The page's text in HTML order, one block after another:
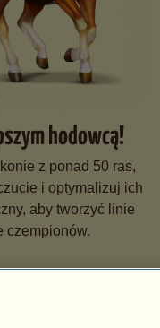
hodowcą!
z ponad 50 ras,
i optymalizuj ich
aby tworzyć linie
czempionów.